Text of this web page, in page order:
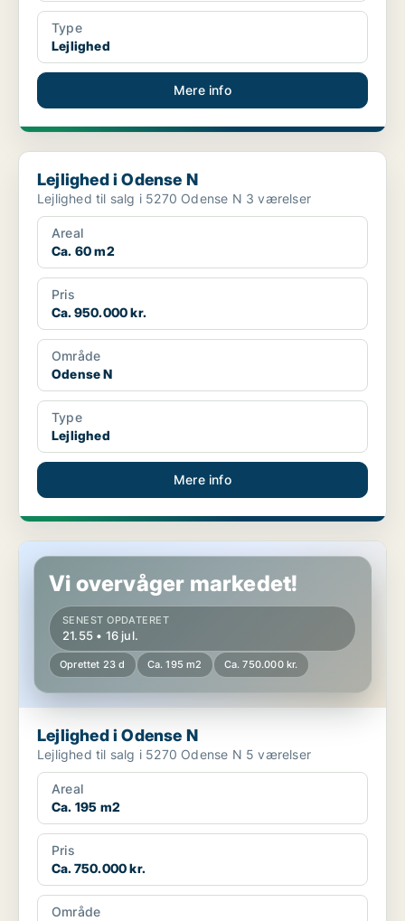
Type
Lejlighed
Mere info
Lejlighed i Odense N
Lejlighed i Odense N
Lejlighed til salg i 5270 Odense N 3 værelser
Areal
Ca. 60 m2
Pris
Ca. 950.000 kr.
Område
Odense N
Type
Lejlighed
Mere info
Lejlighed i Odense N
Vi overvåger markedet!
SENEST OPDATERET
21.55 • 16 jul.
Oprettet 23 d Ca. 195 m2 Ca. 750.000 kr.
Lejlighed i Odense N
Lejlighed til salg i 5270 Odense N 5 værelser
Areal
Ca. 195 m2
Pris
Ca. 750.000 kr.
Område